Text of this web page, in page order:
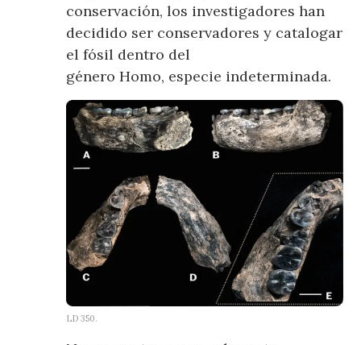
conservación, los investigadores han
decidido ser conservadores y catalogar
el fósil dentro del
género Homo, especie indeterminada.
LD 350.